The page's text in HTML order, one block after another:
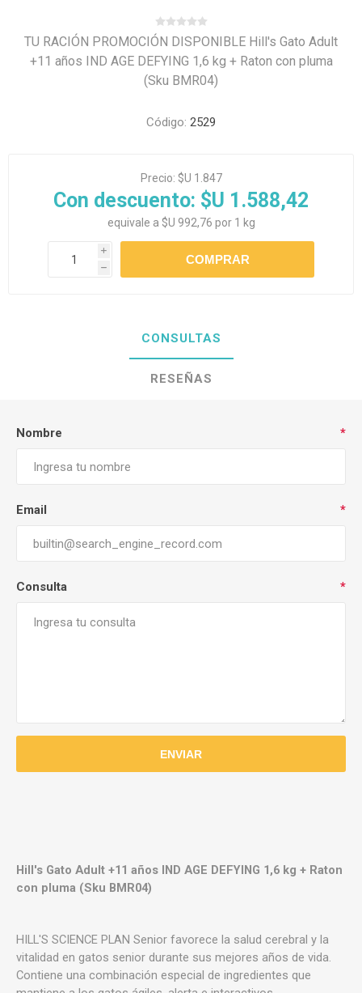
TU RACIÓN PROMOCIÓN DISPONIBLE Hill's Gato Adult
+11 años IND AGE DEFYING 1,6 kg + Raton con pluma
(Sku BMR04)
Código: 2529
Precio: $U 1.847
Con descuento: $U 1.588,42
equivale a $U 992,76 por 1 kg
i
h
CONSULTAS
RESEÑAS
Nombre *
Email *
Consulta *
Hill's Gato Adult +11 años IND AGE DEFYING 1,6 kg + Raton
con pluma (Sku BMR04)
HILL'S SCIENCE PLAN Senior favorece la salud cerebral y la
vitalidad en gatos senior durante sus mejores años de vida.
Contiene una combinación especial de ingredientes que